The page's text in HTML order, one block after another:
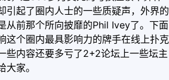
引起了圈内人士的一些质疑声，外界的
从前那个所向披靡的Phil Ivey了。下面
这个圈内最具影响力的牌手在线上扑克
些内容还要多亏了2+2论坛上一些坛主
家。